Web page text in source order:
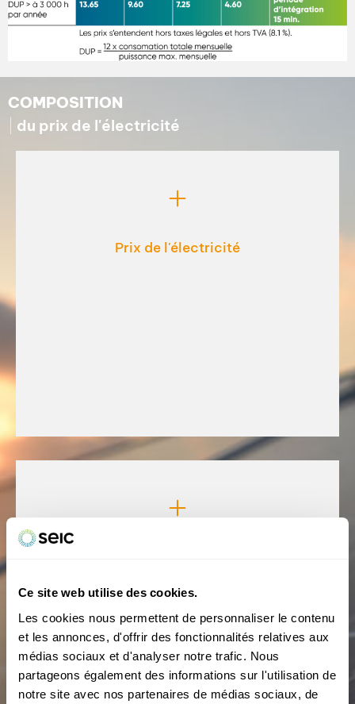
Ce site web utilise des cookies.
Les cookies nous permettent de personnaliser le contenu
et les annonces, d'offrir des fonctionnalités relatives aux
médias sociaux et d'analyser notre trafic. Nous
partageons également des informations sur l'utilisation de
notre site avec nos partenaires de médias sociaux, de
COMPOSITION
du prix de l'électricité
Prix de l'électricité
profil de consommation (Pro A ou Pro B).